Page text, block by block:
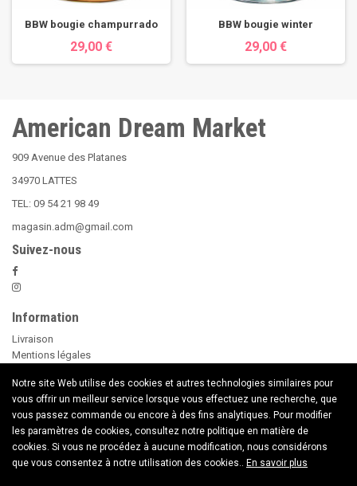
Notre site Web utilise des cookies et autres technologies similaires pour
vous offrir un meilleur service lorsque vous effectuez une recherche, que
vous passez commande ou encore à des fins analytiques. Pour modifier
les paramètres de cookies, consultez notre politique en matière de
cookies. Si vous ne procédez à aucune modification, nous considérons
que vous consentez à notre utilisation des cookies.. En savoir plus
BBW bougie champurrado
29,00 €
BBW bougie winter
29,00 €
American Dream Market
909 Avenue des Platanes
34970 LATTES
TEL: 09 54 21 98 49
magasin.adm@gmail.com
Suivez-nous
Information
Livraison
Mentions légales
Paiement sécurisé
Le Beer Pong
conseils d'utilisation des Bougies
Nouveaux Produits
Contactez nous